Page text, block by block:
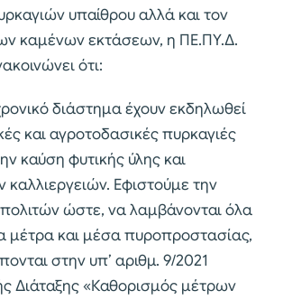
υπαίθρου αλλά και τον
καμένων εκτάσεων, η ΠΕ.ΠΥ.Δ.
ότι:
διάστημα έχουν εκδηλωθεί
και αγροτοδασικές πυρκαγιές
καύση φυτικής ύλης και
καλλιεργειών. Εφιστούμε την
ώστε, να λαμβάνονται όλα
μέτρα και μέσα πυροπροστασίας,
στην υπ’ αριθμ. 9/2021
Διάταξης «Καθορισμός μέτρων